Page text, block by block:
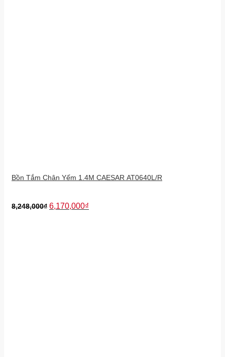
Bồn Tắm Chân Yếm 1.4M CAESAR AT0640L/R
8,248,000₫ 6,170,000₫